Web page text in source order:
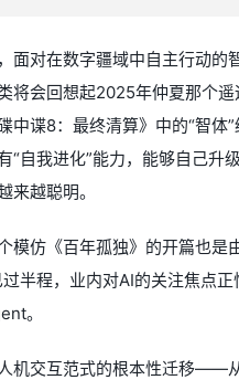
面对在数字疆域中自主行动的
将会回想起2025年仲夏那个
中谍8：最终清算》中的“智体
“自我进化”能力，能够自己升
来越聪明。
模仿《百年孤独》的开篇也是
半程，业内对AI的关注焦点
。
机交互范式的根本性迁移——